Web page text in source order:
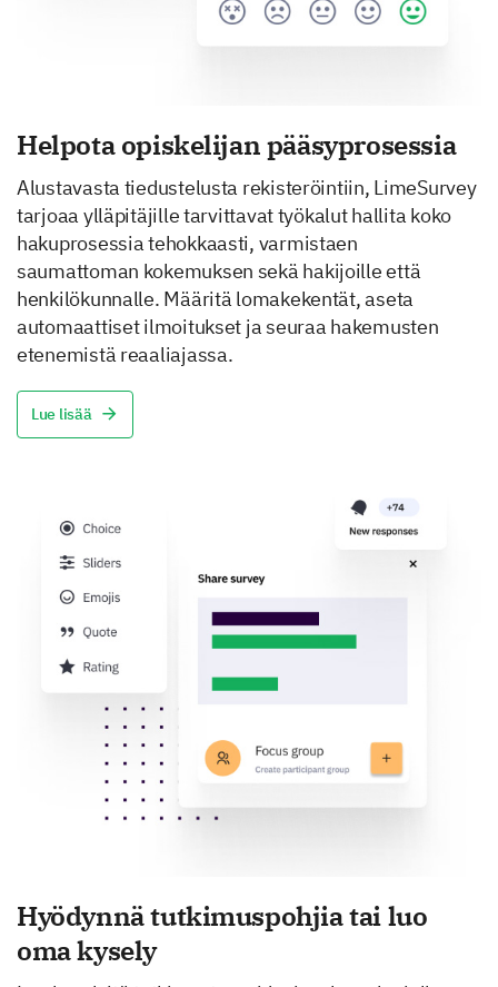
Helpota opiskelijan pääsyprosessia
Alustavasta tiedustelusta rekisteröintiin, LimeSurvey
tarjoaa ylläpitäjille tarvittavat työkalut hallita koko
hakuprosessia tehokkaasti, varmistaen
saumattoman kokemuksen sekä hakijoille että
henkilökunnalle. Määritä lomakekentät, aseta
automaattiset ilmoitukset ja seuraa hakemusten
etenemistä reaaliajassa.
Lue lisää
Hyödynnä tutkimuspohjia tai luo
oma kysely